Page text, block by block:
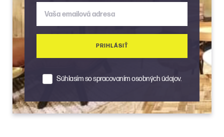
Vaša emailová adresa
PRIHLÁSIŤ
Súhlasím so spracovaním osobných údajov.